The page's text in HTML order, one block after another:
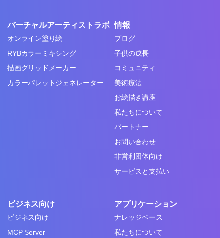
バーチャルアーティストラボ
オンライン塗り絵
RYBカラーミキシング
描画グリッドメーカー
カラーパレットジェネレーター
情報
ブログ
子供の成長
コミュニティ
美術療法
お絵描き講座
私たちについて
パートナー
お問い合わせ
非営利団体向け
サービスと支払い
ビジネス向け
ビジネス向け
MCP Server
アプリケーション
ナレッジベース
私たちについて